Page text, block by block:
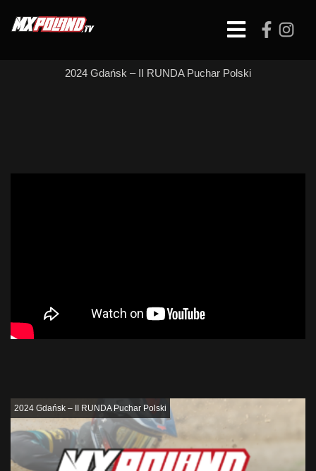
Open
2024 Gdańsk – II RUNDA Puchar Polski
2024 Gdańsk – II RUNDA Puchar Polski